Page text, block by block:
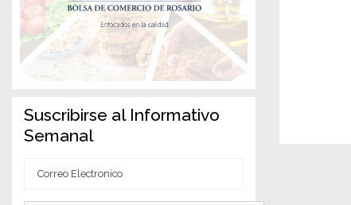
Suscribirse al Informativo
Semanal
Correo